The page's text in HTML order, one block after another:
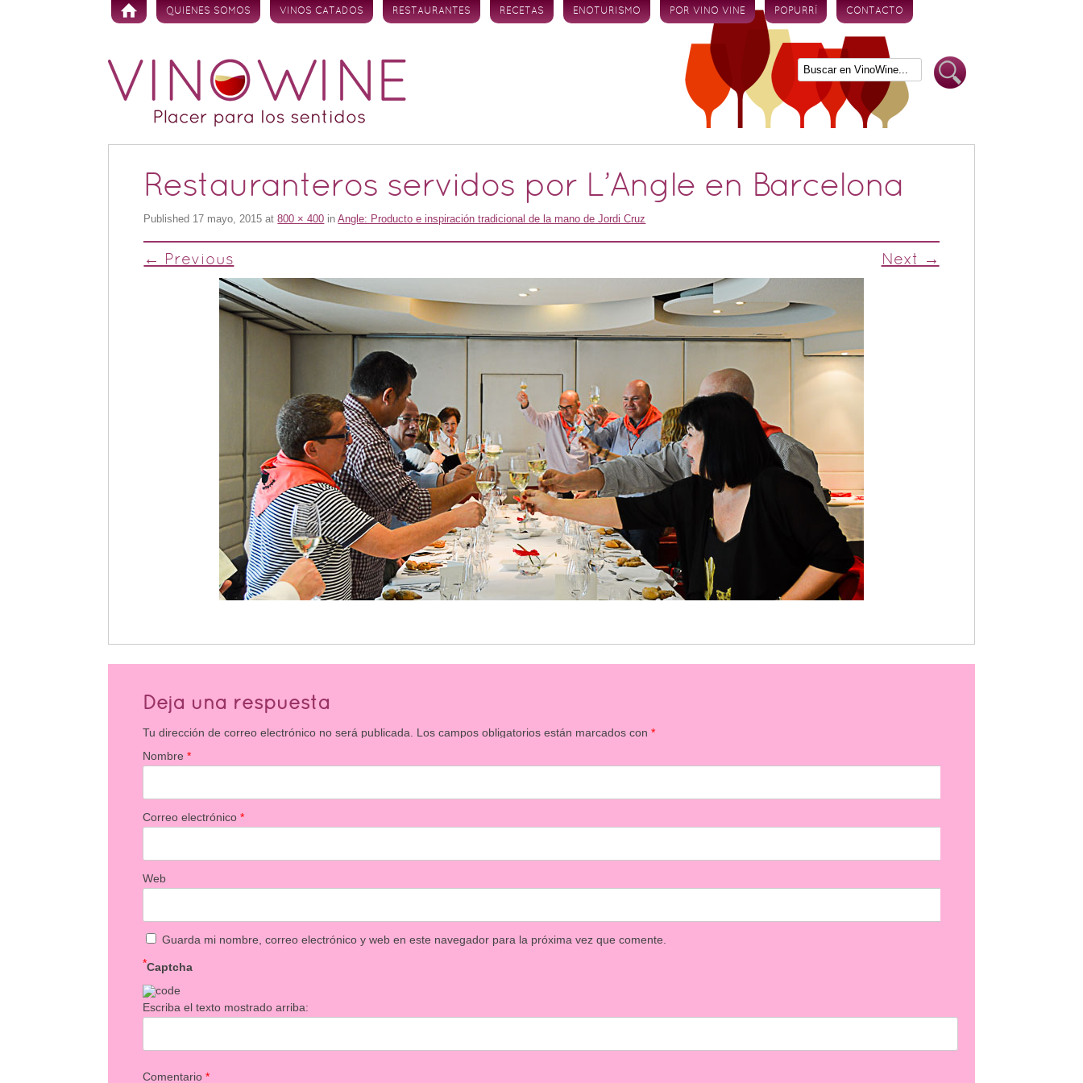
Skip to content
QUIENES SOMOS VINOS CATADOS RESTAURANTES RECETAS ENOTURISMO POR VINO VINE POPURRÍ CONTACTO
Restauranteros servidos por L’Angle en Barcelona
Published 17 mayo, 2015 at800 × 400 inAngle: Producto e inspiración tradicional de la mano de Jordi Cruz
← Previous Next →
Deja una respuesta
Tu dirección de correo electrónico no será publicada. Los campos obligatorios están marcados con*
Nombre*
Correo electrónico*
Web
Guarda mi nombre, correo electrónico y web en este navegador para la próxima vez que comente.
Captcha
*
Escriba el texto mostrado arriba:
Comentario*